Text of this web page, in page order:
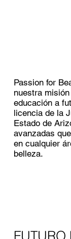
Passion for
nuestra
educación a
licencia de la
Estado de
avanzadas
en cualquier
belleza.
FUTURO